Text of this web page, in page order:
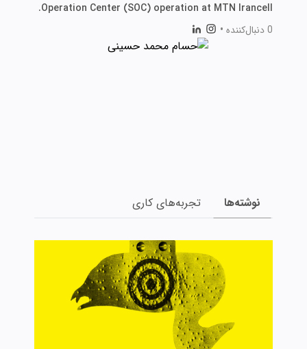
Operation Center (SOC) operation at MTN Irancell.
0 دنبال‌کننده
•
نوشته‌ها تجربه‌های کاری